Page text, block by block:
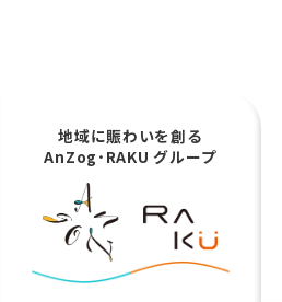
地域に賑わいを創る
AnZog･RAKU グループ